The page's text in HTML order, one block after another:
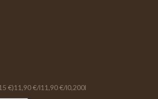
€)11,90 €/l11,90 €/l0,200l